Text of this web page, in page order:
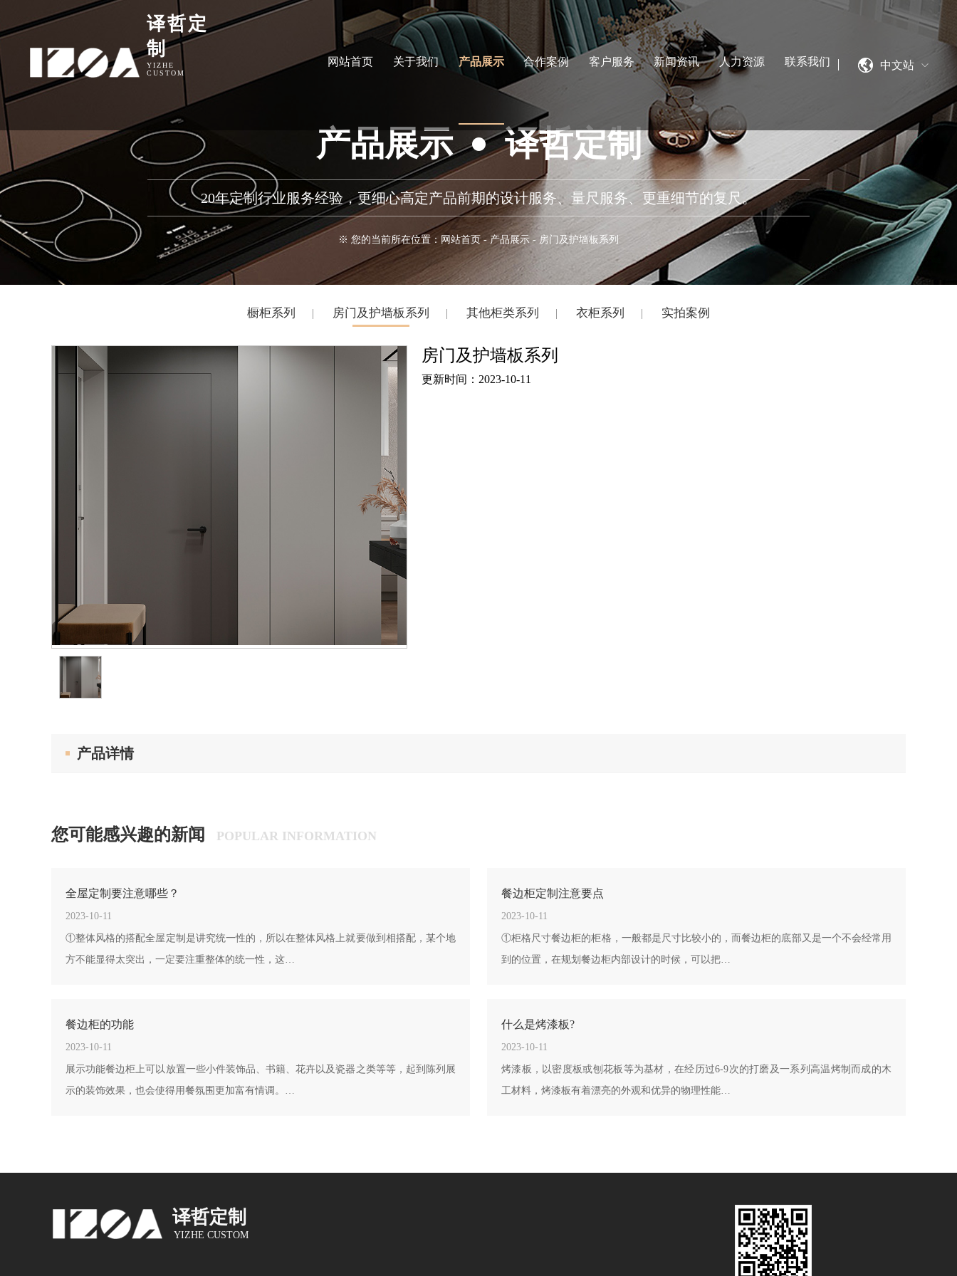
译哲定
制
YIZHE
CUSTOM
中文站
网站首页 关于我们 产品展示 合作案例 客户服务 新闻资讯 人力资源 联系我们
产品展示 译哲定制
20年定制行业服务经验，更细心高定产品前期的设计服务、量尺服务、更重细节的复尺。
※ 您的当前所在位置： 网站首页-产品展示 - 房门及护墙板系列
橱柜系列 房门及护墙板系列 其他柜类系列 衣柜系列 实拍案例
房门及护墙板系列
更新时间：2023-10-11
产品详情
您可能感兴趣的新闻 POPULAR INFORMATION
全屋定制要注意哪些？
2023-10-11
①整体风格的搭配全屋定制是讲究统一性的，所以在整体风格上就要做到相搭配，某个地
方不能显得太突出，一定要注重整体的统一性，这…
餐边柜定制注意要点
2023-10-11
①柜格尺寸餐边柜的柜格，一般都是尺寸比较小的，而餐边柜的底部又是一个不会经常用
到的位置，在规划餐边柜内部设计的时候，可以把…
餐边柜的功能
2023-10-11
展示功能餐边柜上可以放置一些小件装饰品、书籍、花卉以及瓷器之类等等，起到陈列展
示的装饰效果，也会使得用餐氛围更加富有情调。…
什么是烤漆板?
2023-10-11
烤漆板，以密度板或刨花板等为基材，在经历过6-9次的打磨及一系列高温烤制而成的木
工材料，烤漆板有着漂亮的外观和优异的物理性能…
译哲定制
YIZHE CUSTOM